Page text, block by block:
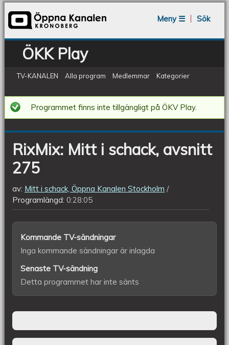
Meny ☰
Sök
ÖKK Play
TV-KANALEN Alla program Medlemmar Kategorier
RixMix:
Mitt
i
schack,
avsnitt
275
Programmet finns inte tillgängligt på ÖKV Play.
RixMix: Mitt i schack, avsnitt
275
av: Mitt i schack, Öppna Kanalen Stockholm
Programlängd: 0:28:05
Kommande TV-sändningar
Inga kommande sändningar är inlagda
Senaste TV-sändning
Detta programmet har inte sänts